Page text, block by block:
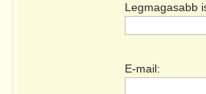
Legmagasabb
E-mail: